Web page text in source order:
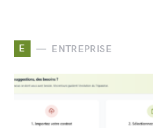
E ENTREPRISE